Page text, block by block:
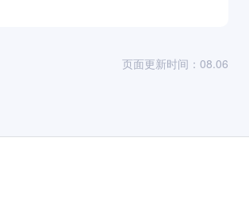
页面更新时间：08.06